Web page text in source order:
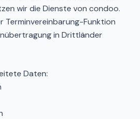
wir die Dienste von condoo.
Terminvereinbarung-Funktion
in Drittländer
Daten: